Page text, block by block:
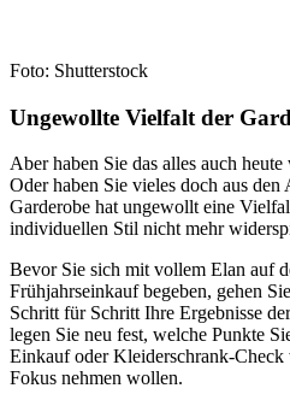
Foto: Shutterstock
Ungewollte Vielfalt der
Aber haben Sie das alles auch
Oder haben Sie vieles doch aus
Garderobe hat ungewollt eine
individuellen Stil nicht mehr
Bevor Sie sich mit vollem Elan auf
Frühjahrseinkauf begeben, gehen
Schritt für Schritt Ihre Ergebnisse
legen Sie neu fest, welche Punkte
Einkauf oder Kleiderschrank-Check
Fokus nehmen wollen.